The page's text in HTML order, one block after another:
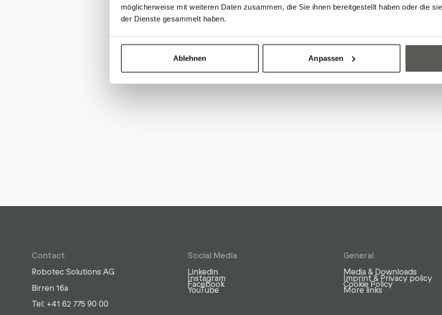
möglicherweise mit weiteren Daten zusammen, die Sie ihnen bereitgestellt haben oder die
der Dienste gesammelt haben.
Ablehnen Anpassen
have never seen anything like it! With our link, you can attend the
Contact
Robotec Solutions AG
Birren 16a
Tel: +41 62 775 90 00
Social Media
Linkedin
Instagram
Facebook
YouTube
General
Media & Downloads
Imprint & Privacy policy
Cookie Policy
More links